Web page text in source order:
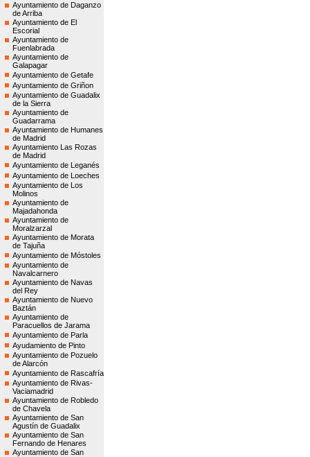
Ayuntamiento de Daganzo
de Arriba
Ayuntamiento de El
Escorial
Ayuntamiento de
Fuenlabrada
Ayuntamiento de
Galapagar
Ayuntamiento de Getafe
Ayuntamiento de Griñon
Ayuntamiento de Guadalix
de la Sierra
Ayuntamiento de
Guadarrama
Ayuntamiento de Humanes
de Madrid
Ayuntamiento Las Rozas
de Madrid
Ayuntamiento de Leganés
Ayuntamiento de Loeches
Ayuntamiento de Los
Molinos
Ayuntamiento de
Majadahonda
Ayuntamiento de
Moralzarzal
Ayuntamiento de Morata
de Tajuña
Ayuntamiento de Móstoles
Ayuntamiento de
Navalcarnero
Ayuntamiento de Navas
del Rey
Ayuntamiento de Nuevo
Baztán
Ayuntamiento de
Paracuellos de Jarama
Ayuntamiento de Parla
Ayudamiento de Pinto
Ayuntamiento de Pozuelo
de Alarcón
Ayuntamiento de Rascafría
Ayuntamiento de Rivas-
Vaciamadrid
Ayuntamiento de Robledo
de Chavela
Ayuntamiento de San
Agustín de Guadalix
Ayuntamiento de San
Fernando de Henares
Ayuntamiento de San